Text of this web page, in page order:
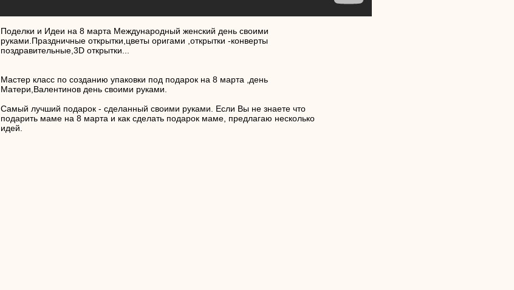
Поделки и Идеи на 8 марта Международный женский день своими
руками.Праздничные открытки,цветы оригами ,открытки -конверты
поздравительные,3D открытки...
Мастер класс по созданию упаковки под подарок на 8 марта ,день
Матери,Валентинов день своими руками.
Самый лучший подарок - сделанный своими руками. Если Вы не знаете что
подарить маме на 8 марта и как сделать подарок маме, предлагаю несколько
идей.